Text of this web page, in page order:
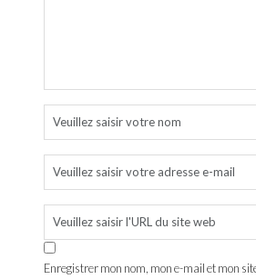
Enregistrer mon nom, mon e-mail et mon